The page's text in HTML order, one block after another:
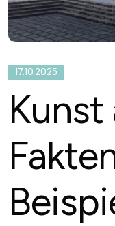
17.10.2025
Kunst